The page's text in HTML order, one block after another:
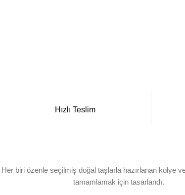
Hızlı Teslim
Her biri özenle seçilmiş doğal taşlarla hazırlanan kolye ve
tamamlamak için tasarlandı.